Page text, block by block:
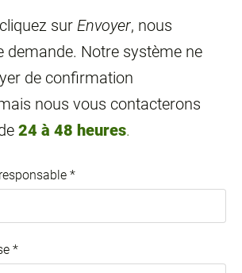
sur Envoyer, nous
demande. Notre système ne
de confirmation
nous vous contacterons
24 à 48 heures.
*
*